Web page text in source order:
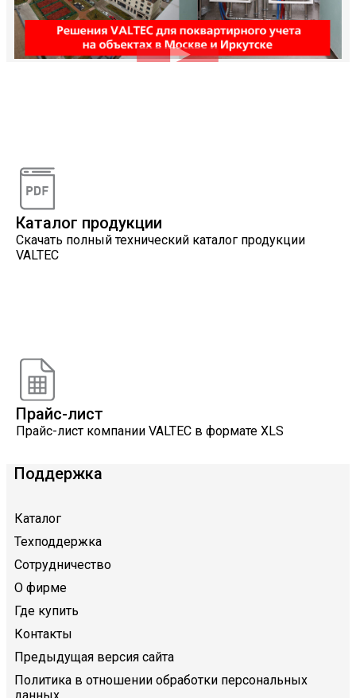
Каталог продукции
Скачать полный технический каталог продукции
VALTEC
Прайс-лист
Прайс-лист компании VALTEC в формате XLS
Поддержка
Каталог
Техподдержка
Сотрудничество
О фирме
Где купить
Контакты
Предыдущая версия сайта
Политика в отношении обработки персональных